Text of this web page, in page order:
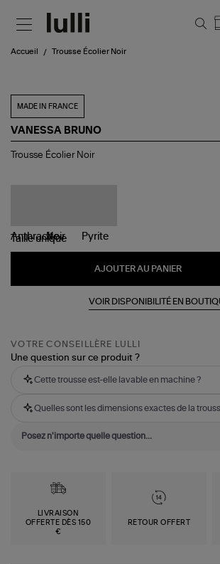
Accueil Trousse Écolier Noir
MADE IN FRANCE
VANESSA BRUNO
Trousse
Trousse Écolier Noir
Tailleunique
AJOUTER AU PANIER
VOIR DISPONIBILITÉ EN
VOTRE CONSEILLÈRE LULLI
Une question sur ce produit ?
Cette trousse est-elle lavable en machine ?
Quelles sont les dimensions exactes de la
LIVRAISON
OFFERTE DÈS 150
€
RETOUR OFFERT